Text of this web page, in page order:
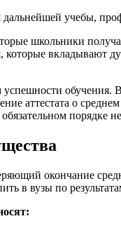
учебы,
школьники
вкладывают
аттестата о
порядке
окончание
в вузы по